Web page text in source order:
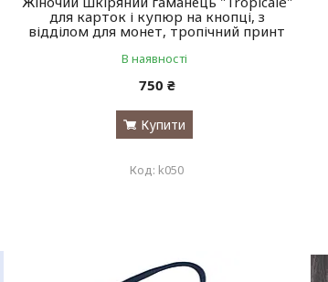
для карток і купюр на кнопці, з
відділом для монет, тропічний принт
В наявності
750 ₴
Купити
k050